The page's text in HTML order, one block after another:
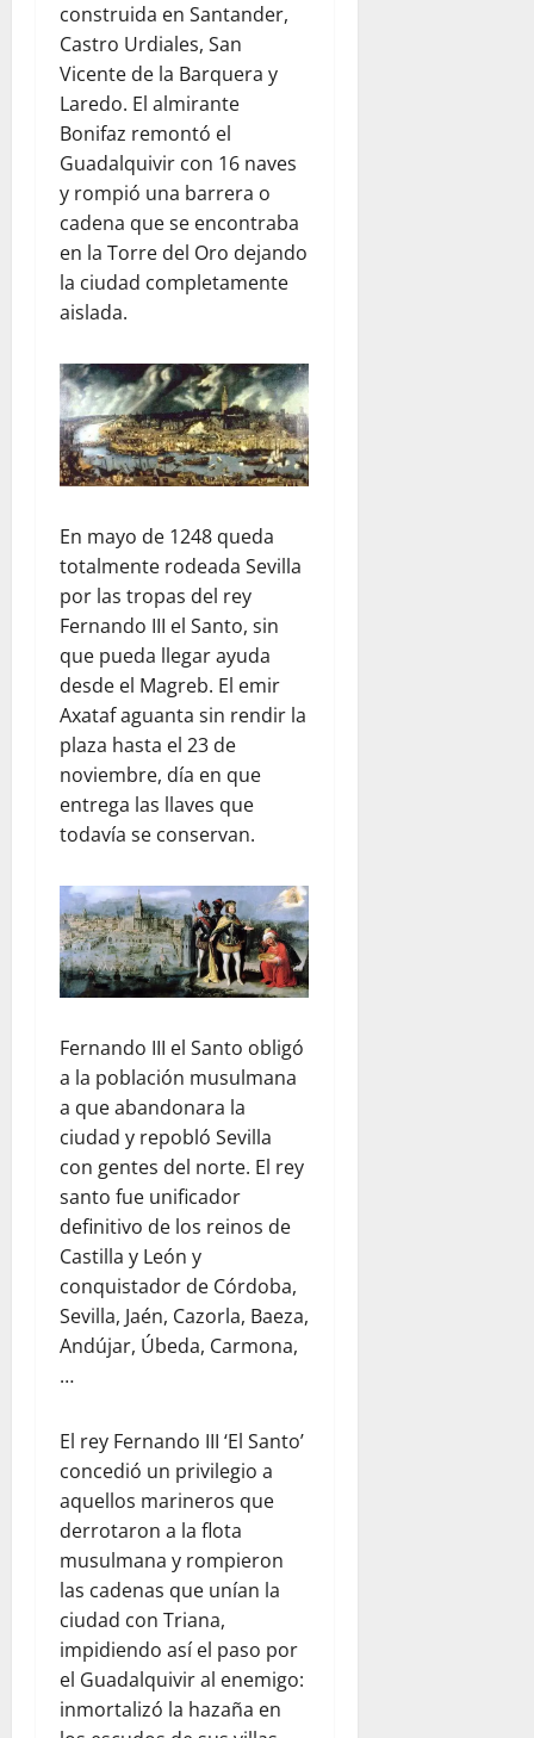
construida en Santander,
Castro Urdiales, San
Vicente de la Barquera y
Laredo. El almirante
Bonifaz remontó el
Guadalquivir con 16 naves
y rompió una barrera o
cadena que se encontraba
en la Torre del Oro dejando
la ciudad completamente
aislada.
En mayo de 1248 queda
totalmente rodeada Sevilla
por las tropas del rey
Fernando III el Santo, sin
que pueda llegar ayuda
desde el Magreb. El emir
Axataf aguanta sin rendir la
plaza hasta el 23 de
noviembre, día en que
entrega las llaves que
todavía se conservan.
Fernando III el Santo obligó
a la población musulmana
a que abandonara la
ciudad y repobló Sevilla
con gentes del norte. El rey
santo fue unificador
definitivo de los reinos de
Castilla y León y
conquistador de Córdoba,
Sevilla, Jaén, Cazorla, Baeza,
Andújar, Úbeda, Carmona,
…
El rey Fernando III ‘El Santo’
concedió un privilegio a
aquellos marineros que
derrotaron a la flota
musulmana y rompieron
las cadenas que unían la
ciudad con Triana,
impidiendo así el paso por
el Guadalquivir al enemigo:
inmortalizó la hazaña en